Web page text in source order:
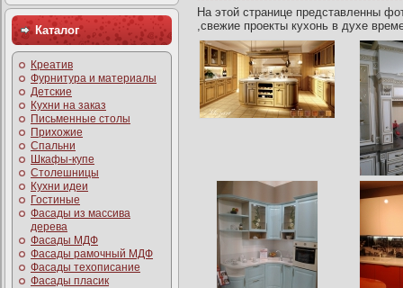
Каталог
Креатив
Фурнитура и материалы
Детские
Кухни на заказ
Письменные столы
Прихожие
Спальни
Шкафы-купе
Столешницы
Кухни идеи
Гостиные
Фасады из массива
дерева
Фасады МДФ
Фасады рамочный МДФ
Фасады техописание
Фасады пласик
На этой странице представленны
,свежие проекты кухонь в духе